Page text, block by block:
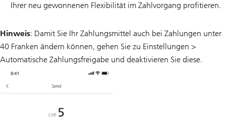
Ihrer neu gewonnenen Flexibilität im Zahlvorgang profitieren.
Hinweis: Damit Sie Ihr Zahlungsmittel auch bei Zahlungen unter
40 Franken ändern können, gehen Sie zu Einstellungen >
Automatische Zahlungsfreigabe und deaktivieren Sie diese.